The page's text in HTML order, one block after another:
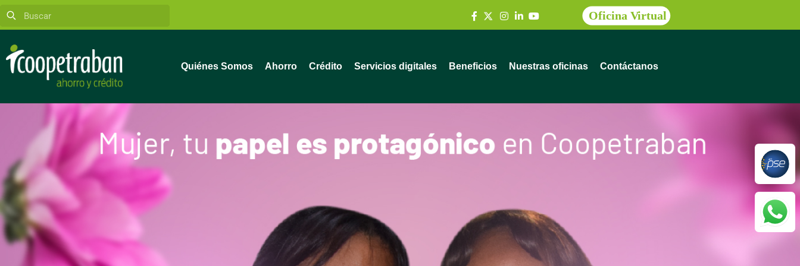
Quiénes Somos Ahorro Crédito Servicios digitales Beneficios Nuestras oficinas Contáctanos